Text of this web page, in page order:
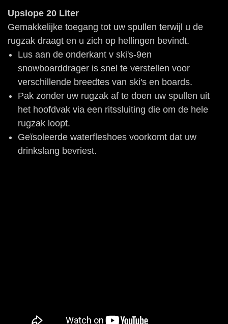
Upslope 20 Liter
Gemakkelijke toegang tot uw spullen terwijl u de
rugzak draagt en u zich op hellingen bevindt.
Lus aan de onderkant v ski's-9en
snowboarddrager is snel te verstellen voor
verschillende breedtes van ski's en boards.
Pak zonder uw rugzak af te doen uw spullen uit
het hoofdvak via een ritssluiting die om de hele
rugzak loopt.
Geïsoleerde waterfleshoes voorkomt dat uw
drinkslang bevriest.